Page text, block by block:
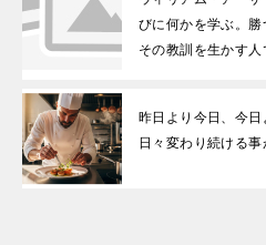
びに何かを学ぶ。勝
その教訓を生かす人
昨日より今日、今日
日々変わり続ける事